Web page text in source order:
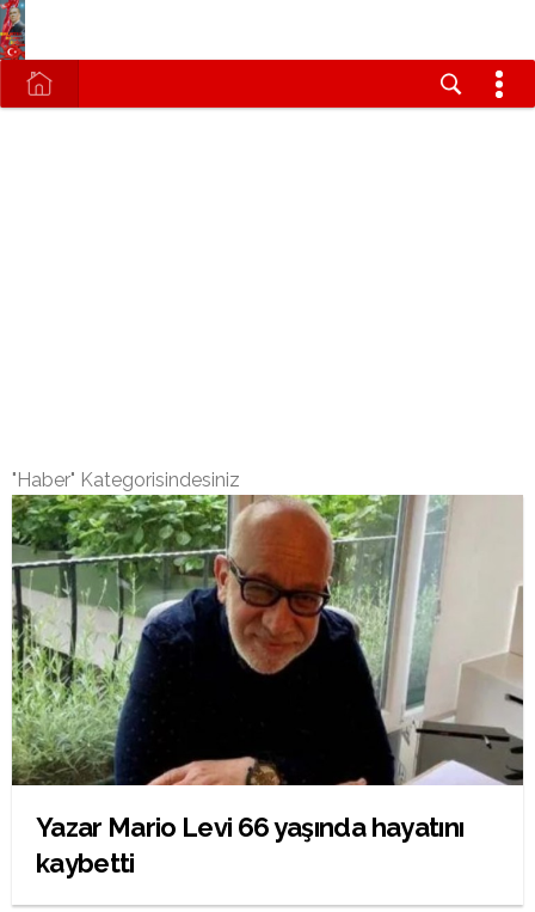
"Haber" Kategorisindesiniz
Yazar Mario Levi 66 yaşında hayatını
kaybetti